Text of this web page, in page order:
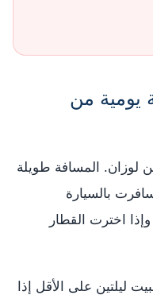
يومية من
لوزان. المسافة طويلة
بالسيارة
اخترت القطار
ليلتين على الأقل إذا